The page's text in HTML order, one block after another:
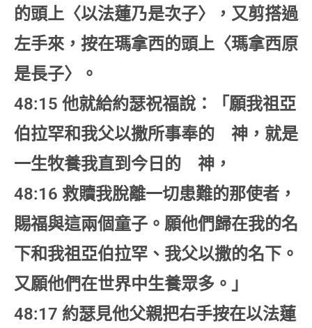
的頭上〈以法蓮乃是次子〉，又剪搭過
左手來，按在瑪拿西的頭上〈瑪拿西原
是長子〉。
48:15 他就給約瑟祝福說：「願我祖亞
伯拉罕和我父以撒所事奉的 神，就是
一生牧養我直到今日的 神，
48:16 救贖我脫離一切患難的那使者，
賜福與這兩個童子。願他們歸在我的名
下和我祖亞伯拉罕、我父以撒的名下。
又願他們在世界中生養眾多。」
48:17 約瑟見他父親把右手按在以法蓮